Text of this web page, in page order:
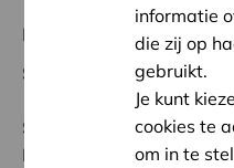
Regionaal Project
Startdatum:
13/05/2024
Status:
Volledig
Herentals - Heist o/d
informatie
die zij op
gebruikt.
Je kunt
cookies te
om in te